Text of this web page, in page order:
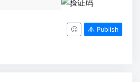
Publish